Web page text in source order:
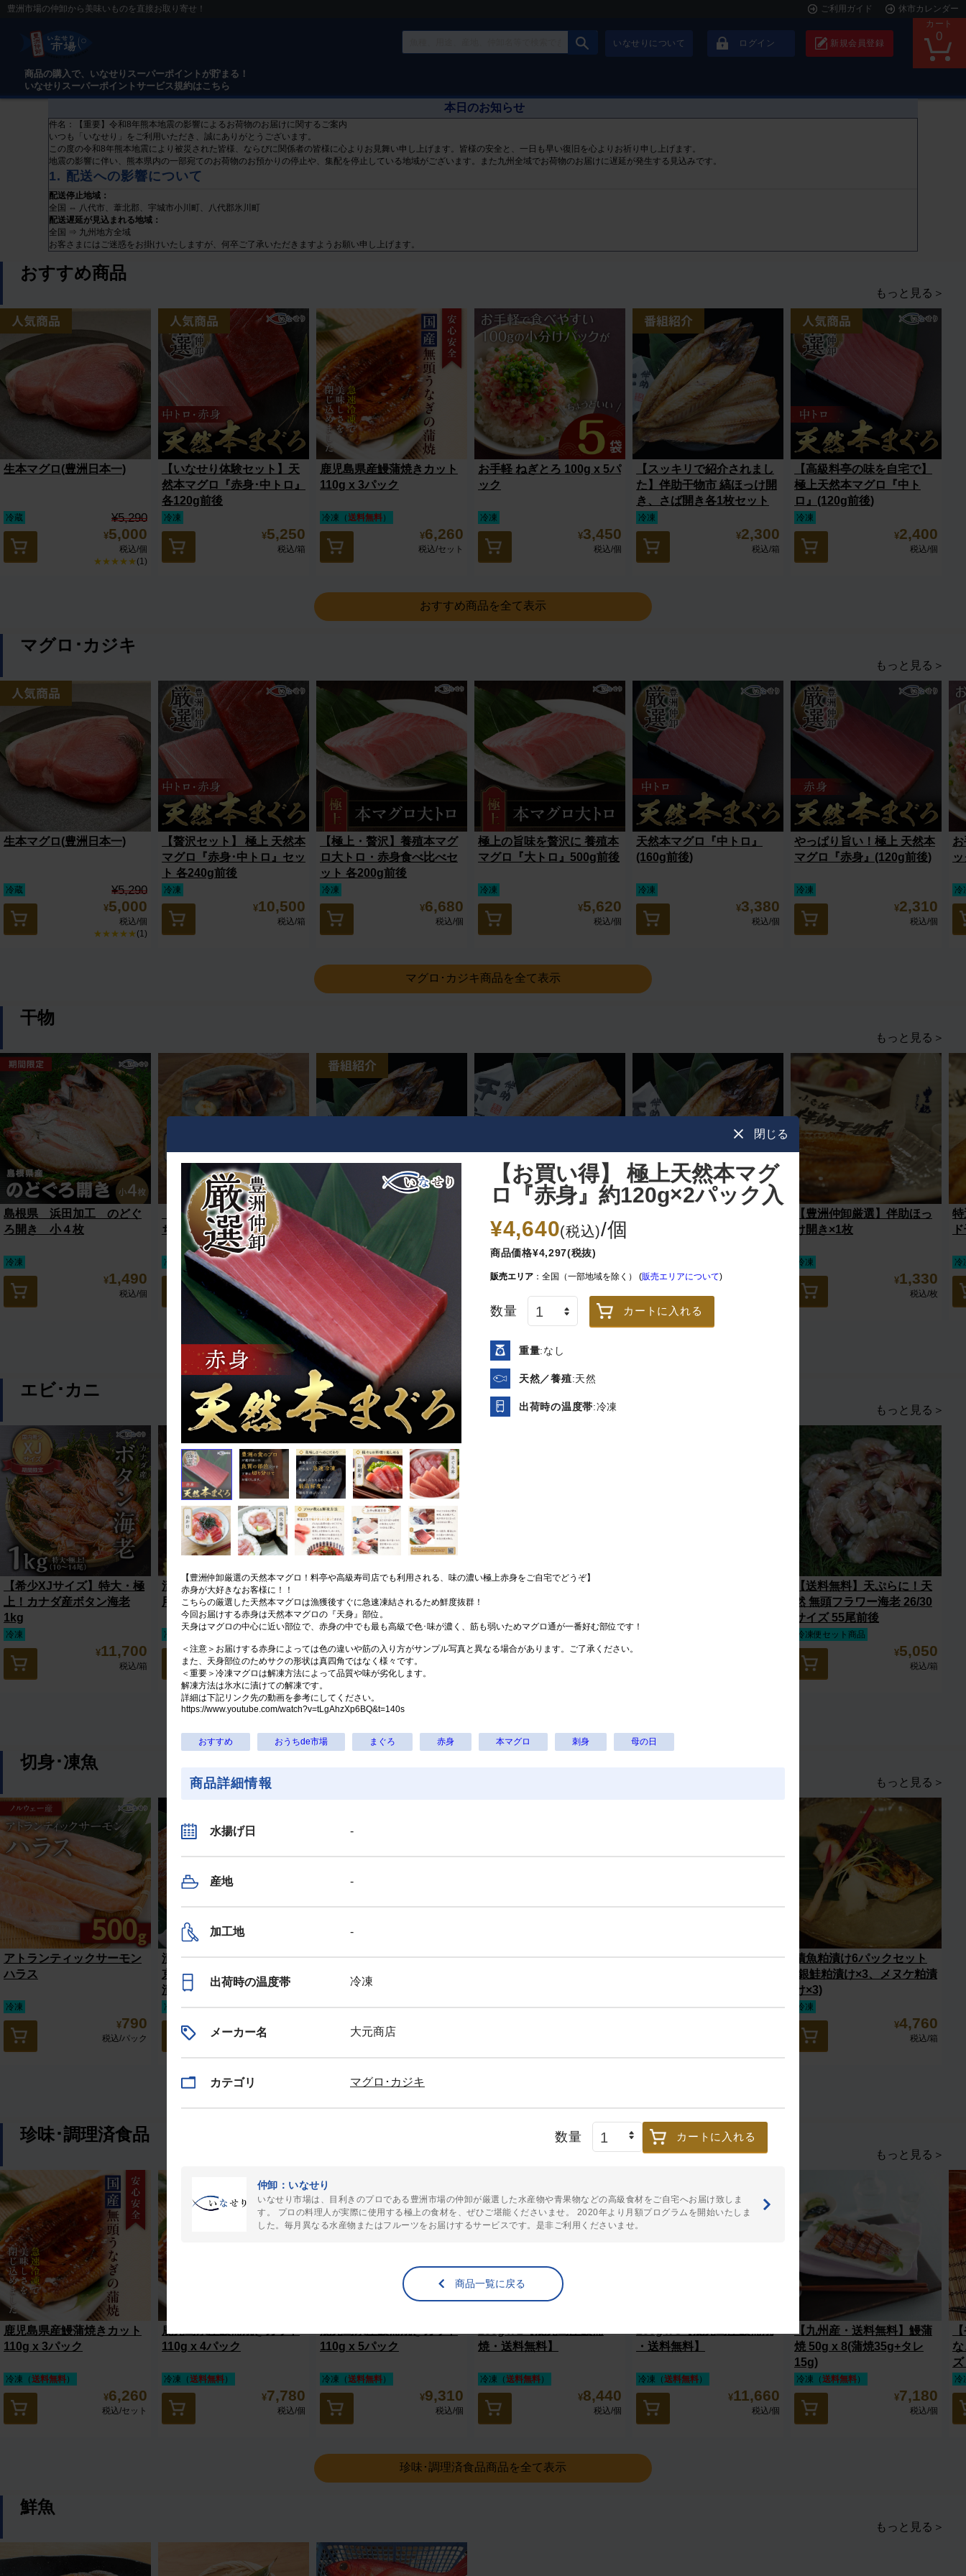
豊洲市場の仲卸から美味いものを直接お取り寄せ！ 休市カレンダー
ご利用ガイド
カート
0
新規会員登録
ログイン
いなせりについて
商品の購入で、いなせりスーパーポイントが貯まる！
いなせりスーパーポイントサービス規約はこちら
本日のお知らせ
件名：【重要】令和8年熊本地震の影響によるお荷物のお届けに関するご案内
いつも「いなせり」をご利用いただき、誠にありがとうございます。
この度の令和8年熊本地震により被災された皆様、ならびに関係者の皆様に心よりお見舞い申し上げます。皆様の安全と、一日も早い復旧を心よりお祈り申し上げます。
地震の影響に伴い、熊本県内の一部宛てのお荷物のお預かりの停止や、集配を停止している地域がございます。また九州全域でお荷物のお届けに遅延が発生する見込みです。
1. 配送への影響について
配送停止地域：
全国 ⇔ 八代市、葦北郡、宇城市小川町、八代郡氷川町
配送遅延が見込まれる地域：
全国 ⇒ 九州地方全域
お客さまにはご迷惑をお掛けいたしますが、何卒ご了承いただきますようお願い申し上げます。
おすすめ商品
もっと見る＞
生本マグロ(豊洲日本一)
冷蔵 ¥5,290
¥5,000
税込/個
★★★★★ (1)
【いなせり体験セット】天
然本マグロ『赤身･中トロ』
各120g前後
冷凍
¥5,250
税込/箱
鹿児島県産鰻蒲焼きカット
110g x 3パック
冷凍（送料無料）
¥6,260
税込/セット
お手軽 ねぎとろ 100g x 5パ
ック
冷凍
¥3,450
税込/個
【スッキリで紹介されまし
た】伴助干物市 縞ほっけ開
き、さば開き各1枚セット
冷凍
¥2,300
税込/箱
【高級料亭の味を自宅で】
極上天然本マグロ『中ト
ロ』(120g前後)
冷凍
¥2,400
税込/個
おすすめ商品を全て表示
マグロ･カジキ
もっと見る＞
生本マグロ(豊洲日本一)
冷蔵 ¥5,290
¥5,000
税込/個
★★★★★ (1)
【贅沢セット】 極上 天然本
マグロ『赤身･中トロ』セッ
ト 各240g前後
冷凍
¥10,500
税込/箱
【極上・贅沢】養殖本マグ
ロ大トロ・赤身食べ比べセ
ット 各200g前後
冷凍
¥6,680
税込/個
極上の旨味を贅沢に 養殖本
マグロ『大トロ』500g前後
冷凍
¥5,620
税込/個
天然本マグロ『中トロ』
(160g前後)
冷凍
¥3,380
税込/個
やっぱり旨い！極上 天然本
マグロ『赤身』(120g前後)
冷凍
¥2,310
税込/個
冷
マグロ･カジキ商品を全て表示
干物
もっと見る＞
島根県 浜田加工 のどぐ
ろ開き 小４枚
冷凍
¥1,490
税込/個
【送料無料】【山忠】おう
ち呑み酒肴セット
冷凍便セット商品
¥5,270
税込/箱
【スッキリで紹介されまし
た】伴助干物市 縞ほっけ開
き、さば開き各1枚セット
冷凍
¥2,300
税込
た】伴助干物市 縞ほっけ開
き 3枚セット
¥3,560
税込/箱
【豊洲仲卸厳選】伴助ほっ
け開き×1枚
冷凍
¥1,330
税込/枚
特
冷
干物商品を全て表示
エビ･カニ
もっと見る＞
【希少XJサイズ】特大・極
上！カナダ産ボタン海老
1kg
冷凍
¥11,700
税込/箱
活締め冷凍車海老（刺身
用） 10尾セット
冷凍（ 送料無料
¥5,540
税込/箱
冷凍車海老（加熱用） 10尾
セット
冷凍
¥4,050
【送料無料】天ぷらやフラ
イに！天然 無頭フラワー海
冷凍便セット商品
¥5,600
【送料無料】天ぷらに！天
然 無頭フラワー海老 26/30
サイズ 55尾前後
冷凍便セット商品
¥5,050
税込/箱
切身･凍魚
もっと見る＞
アトランティックサーモン
ハラス
冷凍
¥790
税込/パック
漬魚3種セット（目抜け西
京漬、目抜け照焼、鮭粕
漬）
冷凍
【豊洲仲卸厳選】西京漬け
（目抜）×1パック
冷凍
【豊洲仲卸厳選】西京漬け
冷凍
銀鮭ハラス
冷凍
漬魚粕漬け6パックセット
(銀鮭粕漬け×3、メヌケ粕漬
け×3)
冷凍
¥4,760
税込/箱
珍味･調理済食品
もっと見る＞
鹿児島県産鰻蒲焼きカット
110g x 3パック
冷凍（送料無料）
¥6,260
税込/セット
鹿児島県産鰻蒲焼きカット
110g x 4パック
冷凍（送料無料）
¥7,780
税込/個
110g x 5パック
冷凍（送料無料）
¥9,310
税込/個
焼・送料無料】
冷凍（送料無料）
¥8,440
税込/個
・送料無料】
冷凍（送料無料）
¥11,660
税込/個
【九州産・送料無料】鰻蒲
焼 50g x 8(蒲焼35g+タレ
15g)
冷凍（送料無料）
¥7,180
税込/個
冷
珍味･調理済食品商品を全て表示
鮮魚
もっと見る＞
閉じる
【お買い得】 極上天然本マグ
ロ『赤身』約120g×2パック入
¥4,640(税込)/個
商品価格¥4,297(税抜)
販売エリア ：全国（一部地域を除く） (販売エリアについて)
数量 カートに入れる
重量:なし
天然／養殖:天然
出荷時の温度帯:冷凍
【豊洲仲卸厳選の天然本マグロ！料亭や高級寿司店でも利用される、味の濃い極上赤身をご自宅でどうぞ】
赤身が大好きなお客様に！！
こちらの厳選した天然本マグロは漁獲後すぐに急速凍結されるため鮮度抜群！
今回お届けする赤身は天然本マグロの『天身』部位。
天身はマグロの中心に近い部位で、赤身の中でも最も高級で色･味が濃く、筋も弱いためマグロ通が一番好む部位です！
＜注意＞お届けする赤身によっては色の違いや筋の入り方がサンプル写真と異なる場合があります。ご了承ください。
また、天身部位のためサクの形状は真四角ではなく様々です。
＜重要＞冷凍マグロは解凍方法によって品質や味が劣化します。
解凍方法は氷水に漬けての解凍です。
詳細は下記リンク先の動画を参考にしてください。
https://www.youtube.com/watch?v=tLgAhzXp6BQ&t=140s
おすすめ おうちde市場 まぐろ 赤身 本マグロ 刺身 母の日
商品詳細情報
水揚げ日 -
産地 -
加工地 -
出荷時の温度帯 冷凍
メーカー名 大元商店
カテゴリ マグロ･カジキ
数量 カートに入れる
仲卸：いなせり
いなせり市場は、目利きのプロである豊洲市場の仲卸が厳選した水産物や青果物などの高級食材をご自宅へお届け致しま
す。 プロの料理人が実際に使用する極上の食材を、ぜひご堪能くださいませ。 2020年より月額プログラムを開始いたしま
した。毎月異なる水産物またはフルーツをお届けするサービスです。是非ご利用くださいませ。
商品一覧に戻る